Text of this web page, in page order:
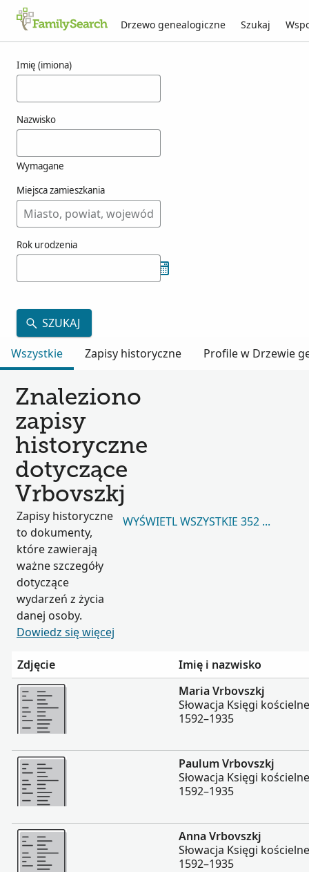
Drzewo genealogiczne Szukaj
Imię (imiona)
Nazwisko
Wymagane
Miejsca zamieszkania
Rok urodzenia
SZUKAJ
Wszystkie
Zapisy historyczne Profile w Drzewie
Znaleziono
zapisy
historyczne
dotyczące
Vrbovszkj
Zapisy historyczne
to dokumenty,
które zawierają
ważne szczegóły
dotyczące
wydarzeń z życia
danej osoby.
Dowiedz się więcej
WYŚWIETL WSZYSTKIE 352 098
Zdjęcie
Imię i nazwisko
Więcej
Maria Vrbovszkj
Słowacja Księgi
1592–1935
Więcej
Paulum Vrbovszkj
Słowacja Księgi
1592–1935
Więcej
Anna Vrbovszkj
Słowacja Księgi
1592–1935